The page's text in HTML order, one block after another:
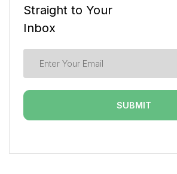
Straight to Your
Inbox